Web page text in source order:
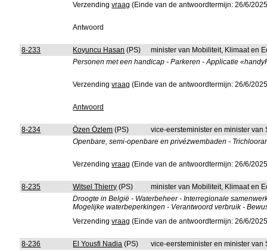
Verzendingvraag (Einde van de antwoordtermijn: 26/6/
Antwoord
8-233 Koyuncu Hasan (PS)
minister van Mobiliteit, Klimaat en
Personen met een handicap - Parkeren - Applicatie
Verzendingvraag (Einde van de antwoordtermijn: 26/6/
Antwoord
8-234 Özen Özlem (PS)
vice-eersteminister en minister
Openbare, semi-openbare en privézwembaden -
Verzendingvraag (Einde van de antwoordtermijn: 26/6/
8-235 Witsel Thierry (PS)
minister van Mobiliteit, Klimaat en
Droogte in België - Waterbeheer - Interregionale
Mogelijke waterbeperkingen - Verantwoord verbruik -
Verzendingvraag (Einde van de antwoordtermijn: 26/6/
8-236 El Yousfi Nadia (PS)
vice-eersteminister en minister